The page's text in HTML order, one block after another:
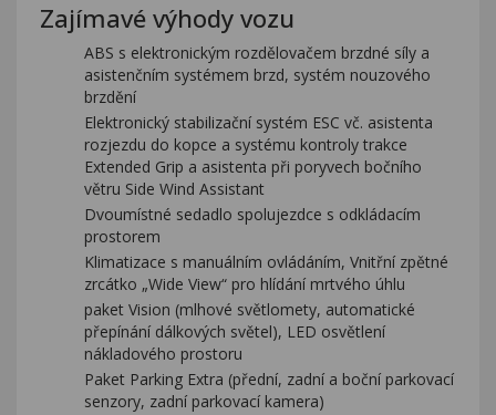
Zajímavé výhody vozu
ABS s elektronickým rozdělovačem brzdné síly a
asistenčním systémem brzd, systém nouzového
brzdění
Elektronický stabilizační systém ESC vč. asistenta
rozjezdu do kopce a systému kontroly trakce
Extended Grip a asistenta při poryvech bočního
větru Side Wind Assistant
Dvoumístné sedadlo spolujezdce s odkládacím
prostorem
Klimatizace s manuálním ovládáním, Vnitřní zpětné
zrcátko „Wide View“ pro hlídání mrtvého úhlu
paket Vision (mlhové světlomety, automatické
přepínání dálkových světel), LED osvětlení
nákladového prostoru
Paket Parking Extra (přední, zadní a boční parkovací
senzory, zadní parkovací kamera)